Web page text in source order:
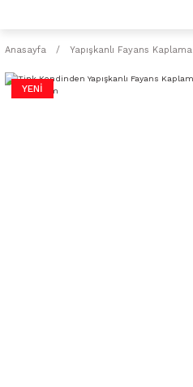
Anasayfa Yapışkanlı Fayans Kaplama
YENİ